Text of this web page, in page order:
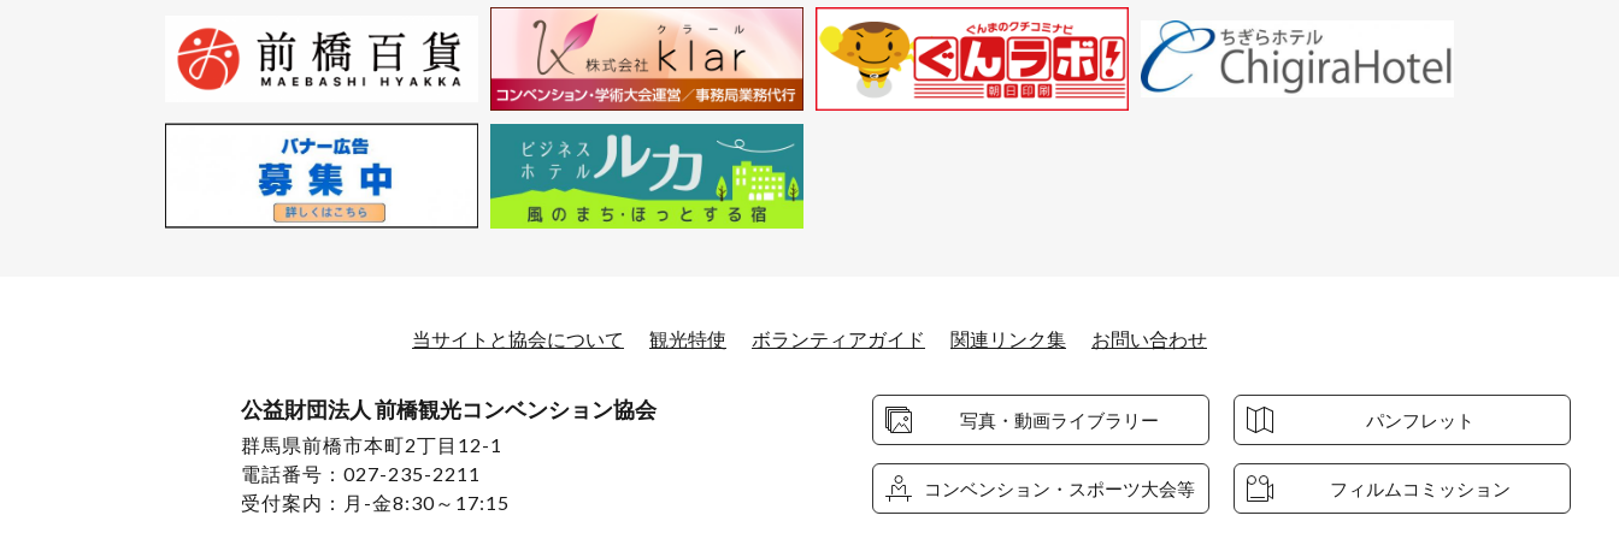
当サイトと協会について 観光特使 ボランティアガイド 関連リンク集 お問い合わせ
公益財団法人 前橋観光コンベンション協会
群馬県前橋市本町2丁目12-1
電話番号：027-235-2211
受付案内：月-金8:30～17:15
写真・動画ライブラリー パンフレット
コンベンション・スポーツ大会等 フィルムコミッション